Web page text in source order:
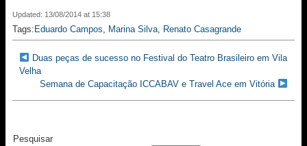
Updated: 13/08/2014 at 15:38
Tags: Eduardo Campos, Marina Silva, Renato Casagrande
Duas peças de sucesso no Festival do Teatro Brasileiro em Vila
Velha
Semana de Capacitação ICCABAV e Travel Ace em Vitória
Pesquisar